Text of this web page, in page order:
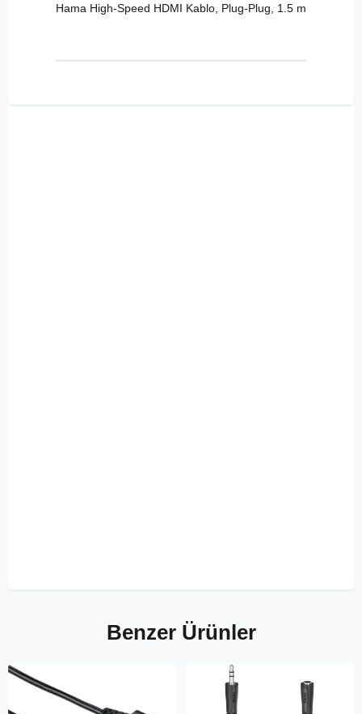
Hama High-Speed HDMI Kablo, Plug-Plug, 1.5 m
Benzer Ürünler